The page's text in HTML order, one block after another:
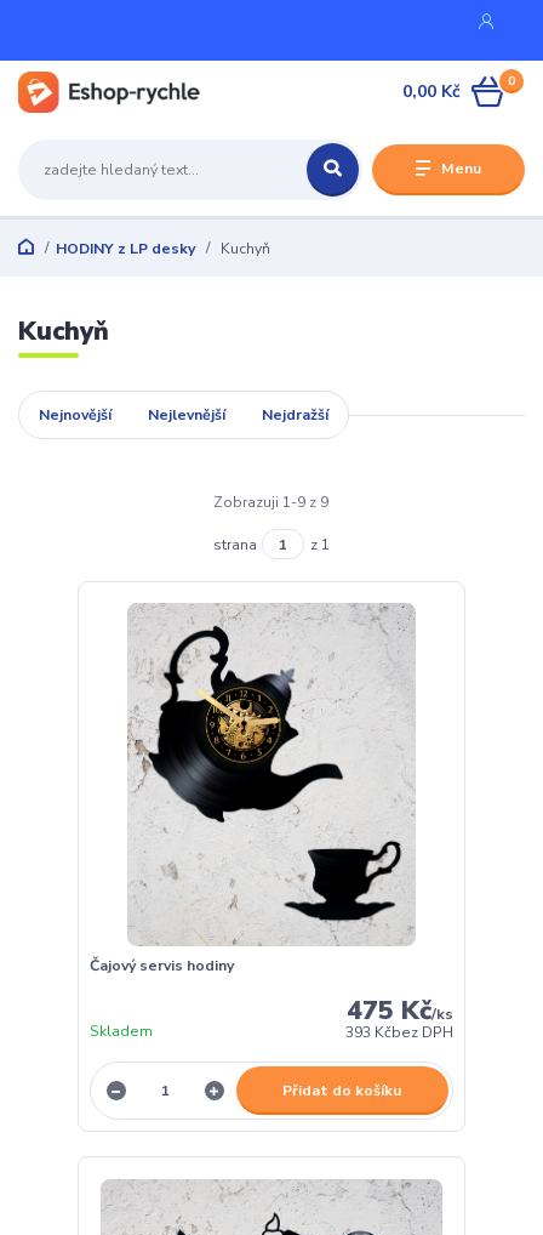
Menu
0
0,00 Kč
HODINY z LP desky Kuchyň
Kuchyň
Nejnovější Nejlevnější Nejdražší
Zobrazuji 1-9 z 9
strana z 1
Čajový servis hodiny
475 Kč/ks
393 Kčbez DPH
Skladem
Přidat do košíku